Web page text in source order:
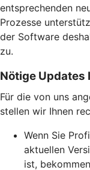
entsprechenden
Prozesse
der Software
zu.
Nötige
Für die von uns
stellen wir Ihnen
Wenn Sie
aktuellen
ist,